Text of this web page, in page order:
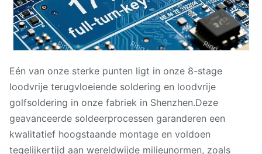
Eén van onze sterke punten ligt in onze 8-stage
loodvrije terugvloeiende soldering en loodvrije
golfsoldering in onze fabriek in Shenzhen.Deze
geavanceerde soldeerprocessen garanderen een
kwalitatief hoogstaande montage en voldoen
tegelijkertijd aan wereldwijde milieunormen, zoals